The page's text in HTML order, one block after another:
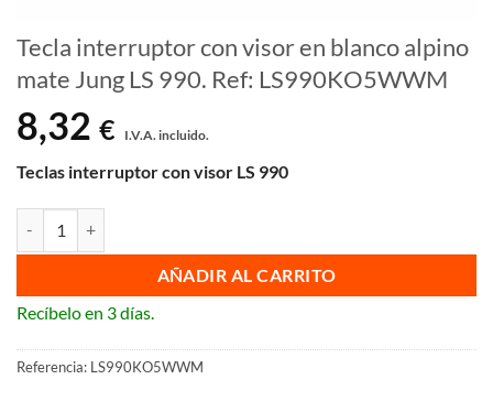
Tecla interruptor con visor en blanco alpino
mate Jung LS 990. Ref: LS990KO5WWM
8,32 € I.V.A. incluido.
Teclas interruptor con visor LS 990
AÑADIR AL CARRITO
Recíbelo en 3 días.
Referencia: LS990KO5WWM